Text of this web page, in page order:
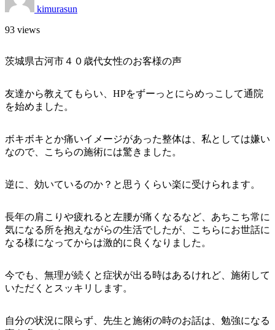
kimurasun
93 views
茨城県古河市４０歳代女性のお客様の声
友達から教えてもらい、HPをずーっとにらめっこして通院
を始めました。
ボキボキとか痛いイメージがあった整体は、私としては嫌い
なので、こちらの施術には驚きました。
逆に、効いているのか？と思うくらい楽に受けられます。
長年の肩こりや疲れると左腰が痛くなるなど、あちこち常に
気になる所を抱えながらの生活でしたが、こちらにお世話に
なる様になってからは激的に良くなりました。
今でも、無理が続くと症状が出る時はあるけれど、施術して
いただくとスッキリします。
自分の状況に限らず、先生と施術の時のお話は、勉強になる